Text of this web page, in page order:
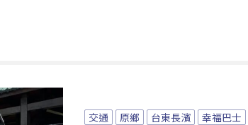
交通 原鄉 台東長濱 幸福巴士